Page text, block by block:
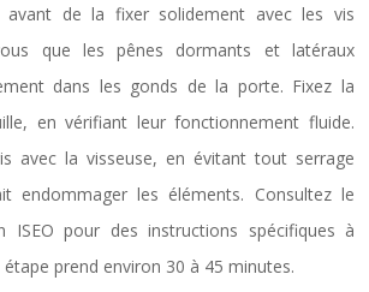
avant de la fixer solidement avec les vis
que les pênes dormants et latéraux
dans les gonds de la porte. Fixez la
en vérifiant leur fonctionnement fluide.
avec la visseuse, en évitant tout serrage
endommager les éléments. Consultez le
ISEO pour des instructions spécifiques à
prend environ 30 à 45 minutes.